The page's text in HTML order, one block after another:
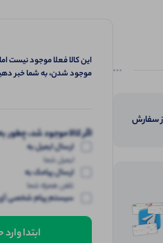
سفارش
این کالا فعلا موجود نیست
موجود شدن، به شما خبر
اگر کالا موجود شد، چطور
ارسال ایمیل به
ایمیل شما
ارسال پیامک به
تلفن همراه شما
سیستم پیام شخصی
ابتدا